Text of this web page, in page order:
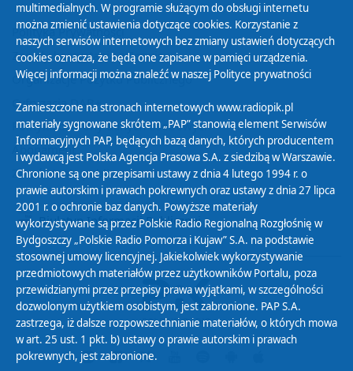
Polityka Prywatności
Zasady korzystania z Serwisu
Organizacje Pożytku Publicznego
Cyfryzacja DAB+
Polityka ochrony danych osobowych
Abonament
Zamówienia publiczne
Biuletyn Informacji Publicznej
multimedialnych. W programie służącym do obsługi internetu
można zmienić ustawienia dotyczące cookies. Korzystanie z
naszych serwisów internetowych bez zmiany ustawień dotyczących
cookies oznacza, że będą one zapisane w pamięci urządzenia.
Więcej informacji można znaleźć w naszej Polityce prywatności
Zamieszczone na stronach internetowych www.radiopik.pl
materiały sygnowane skrótem „PAP” stanowią element Serwisów
Informacyjnych PAP, będących bazą danych, których producentem
i wydawcą jest Polska Agencja Prasowa S.A. z siedzibą w Warszawie.
Chronione są one przepisami ustawy z dnia 4 lutego 1994 r. o
prawie autorskim i prawach pokrewnych oraz ustawy z dnia 27 lipca
2001 r. o ochronie baz danych. Powyższe materiały
wykorzystywane są przez Polskie Radio Regionalną Rozgłośnię w
Bydgoszczy „Polskie Radio Pomorza i Kujaw” S.A. na podstawie
stosownej umowy licencyjnej. Jakiekolwiek wykorzystywanie
przedmiotowych materiałów przez użytkowników Portalu, poza
przewidzianymi przez przepisy prawa wyjątkami, w szczególności
dozwolonym użytkiem osobistym, jest zabronione. PAP S.A.
zastrzega, iż dalsze rozpowszechnianie materiałów, o których mowa
w art. 25 ust. 1 pkt. b) ustawy o prawie autorskim i prawach
pokrewnych, jest zabronione.